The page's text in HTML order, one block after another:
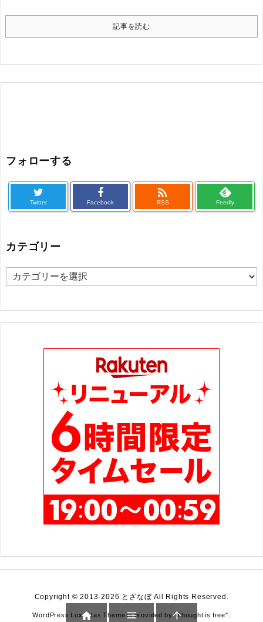
記事を読む
フォローする
Twitter Facebook

RSS Feedly
カテゴリー
カ
ゴ
Copyright ©2013-2026 とざなぼAll Rights Reserved.
WordPress Luxeritas Theme is provided by "Thought is free".
  